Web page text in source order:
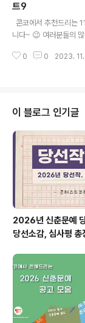
대회 ✔ 2024년도 상반
세계아동미술대회 ✔
은 어려울까?' ​ ​ ​ 자세한
에서 확인하시면 도움
활동 정보 / 소개 / 뉴스
트9
콘코에서 추천드리는
니다~ 😉 여러분들의
NN Arts 전국 입시생
년도약 공모전 ✔ 대학생
홍보 영상 공모전 ✔
공모전 ✔ 제7회 다새쓰
은 콘테스트코리아 홈
다~​ 콘테스트, 공모전,
0 0 2023. 11.
이 블로그 인기글
2026년 신춘문예
당선소감, 심사평 총